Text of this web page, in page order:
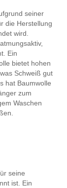
seiner
die Herstellung
wird.
Ein
bietet hohen
Schweiß gut
hat Baumwolle
zum
Waschen
seine
ist. Ein